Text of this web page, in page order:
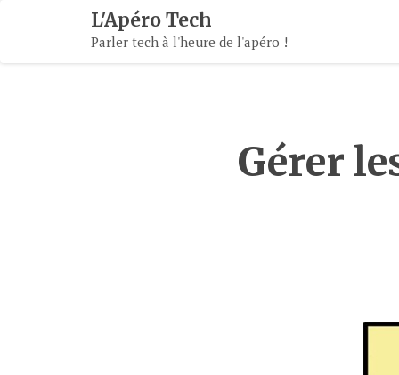
L'Apéro Tech
Parler tech à l'heure de l'apéro !
Gérer